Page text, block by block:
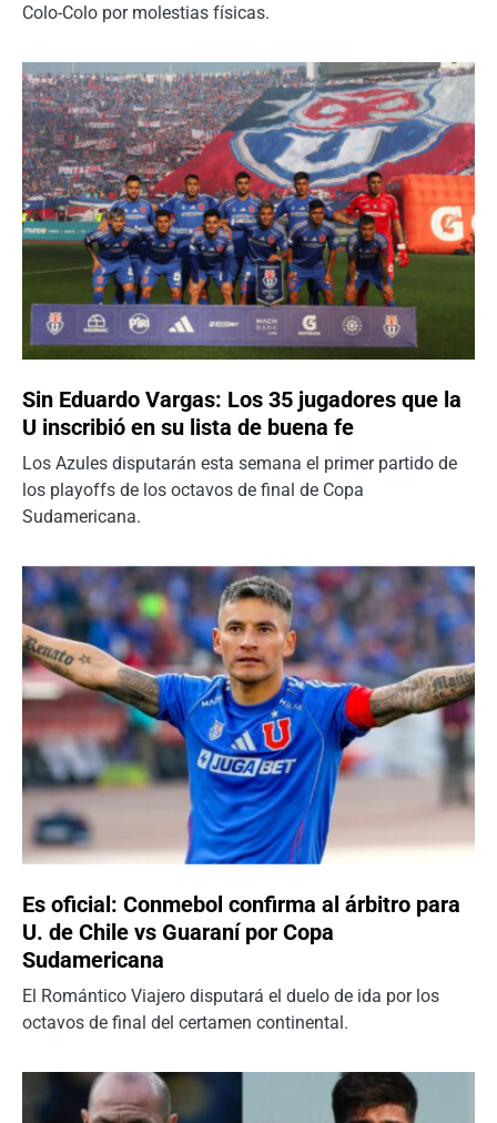
Colo-Colo por molestias físicas.
Sin Eduardo Vargas: Los 35 jugadores que la
U inscribió en su lista de buena fe
Los Azules disputarán esta semana el primer partido de
los playoffs de los octavos de final de Copa
Sudamericana.
Es oficial: Conmebol confirma al árbitro para
U. de Chile vs Guaraní por Copa
Sudamericana
El Romántico Viajero disputará el duelo de ida por los
octavos de final del certamen continental.